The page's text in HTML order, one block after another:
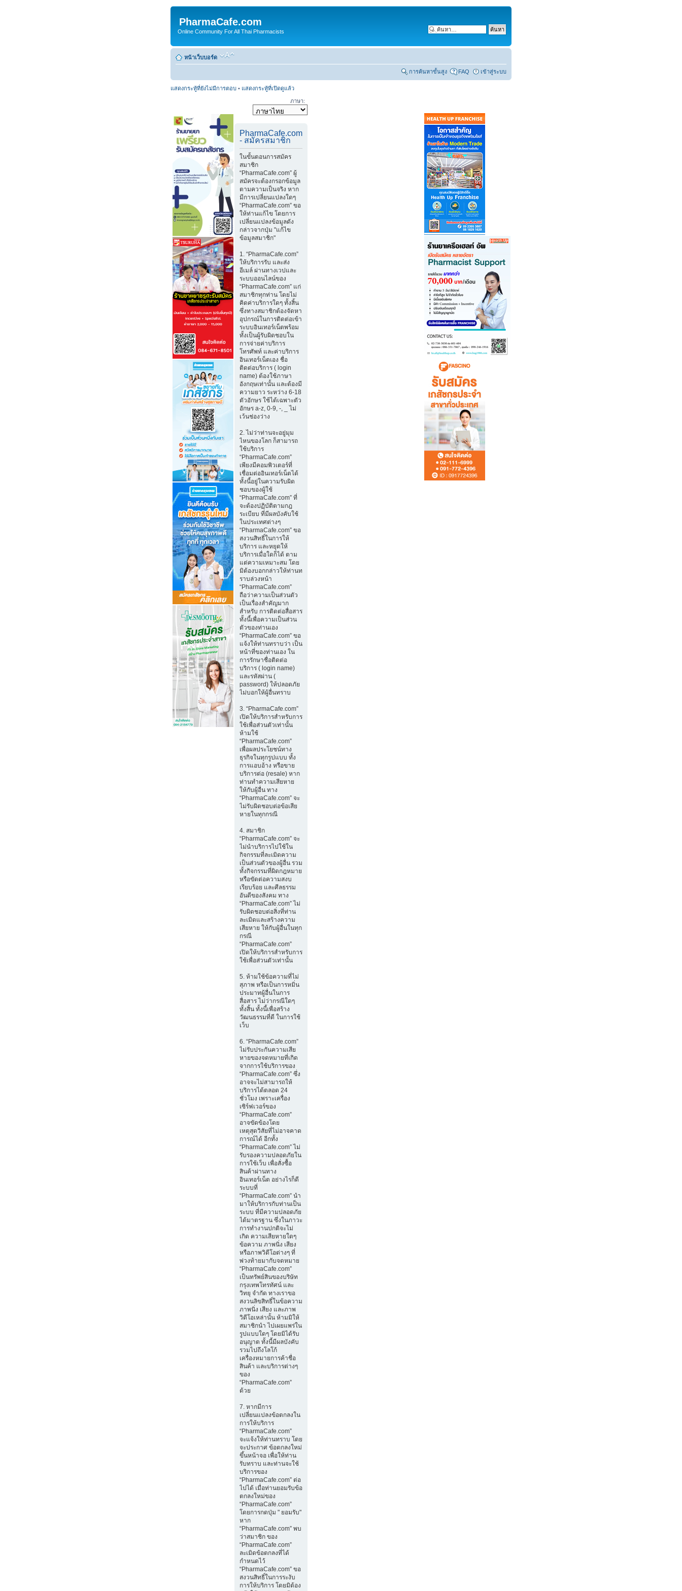
PharmaCafe.com
Online Community For All Thai Pharmacists
หน้าเว็บบอร์ด
การค้นหาขั้นสูง FAQ เข้าสู่ระบบ
แสดงกระทู้ที่ยังไม่มีการตอบ • แสดงกระทู้ที่เปิดดูแล้ว
ภาษา:
PharmaCafe.com
- สมัครสมาชิก
ในขั้นตอนการสมัคร
สมาชิก
“PharmaCafe.com” ผู้
สมัครจะต้องกรอกข้อมูล
ตามความเป็นจริง หาก
มีการเปลี่ยนแปลงใดๆ
“PharmaCafe.com” ขอ
ให้ท่านแก้ไข โดยการ
เปลี่ยนแปลงข้อมูลดัง
กล่าวจากปุ่ม "แก้ไข
ข้อมูลสมาชิก"
1. “PharmaCafe.com”
ให้บริการรับ และส่ง
อีเมล์ ผ่านทางเวปและ
ระบบออนไลน์ของ
“PharmaCafe.com” แก่
สมาชิกทุกท่าน โดยไม่
คิดค่าบริการใดๆ ทั้งสิ้น
ซึ่งทางสมาชิกต้องจัดหา
อุปกรณ์ในการติดต่อเข้า
ระบบอินเทอร์เน็ตพร้อม
ทั้งเป็นผู้รับผิดชอบใน
การจ่ายค่าบริการ
โทรศัพท์ และค่าบริการ
อินเทอร์เน็ตเอง ชื่อ
ติดต่อบริการ ( login
name) ต้องใช้ภาษา
อังกฤษเท่านั้น และต้องมี
ความยาว ระหว่าง 6-18
ตัวอักษร ใช้ได้เฉพาะตัว
อักษร a-z, 0-9, -, _ ไม่
เว้นช่องว่าง
2. ไม่ว่าท่านจะอยู่มุม
ไหนของโลก ก็สามารถ
ใช้บริการ
“PharmaCafe.com”
เพียงมีคอมพิวเตอร์ที่
เชื่อมต่ออินเทอร์เน็ตได้
ทั้งนี้อยู่ในความรับผิด
ชอบของผู้ใช้
“PharmaCafe.com” ที่
จะต้องปฏิบัติตามกฎ
ระเบียบ ที่มีผลบังคับใช้
ในประเทศต่างๆ
“PharmaCafe.com” ขอ
สงวนสิทธิ์ในการให้
บริการ และหยุดให้
บริการเมื่อใดก็ได้ ตาม
แต่ความเหมาะสม โดย
มิต้องบอกกล่าวให้ท่านท
ราบล่วงหน้า
“PharmaCafe.com”
ถือว่าความเป็นส่วนตัว
เป็นเรื่องสำคัญมาก
สำหรับ การติดต่อสื่อสาร
ทั้งนี้เพื่อความเป็นส่วน
ตัวของท่านเอง
“PharmaCafe.com” ขอ
แจ้งให้ท่านทราบว่า เป็น
หน้าที่ของท่านเอง ใน
การรักษาชื่อติดต่อ
บริการ ( login name)
และรหัสผ่าน (
password) ให้ปลอดภัย
ไม่บอกให้ผู้อื่นทราบ
3. “PharmaCafe.com”
เปิดให้บริการสำหรับการ
ใช้เพื่อส่วนตัวเท่านั้น
ห้ามใช้
“PharmaCafe.com”
เพื่อผลประโยชน์ทาง
ธุรกิจในทุกรูปแบบ ทั้ง
การแอบอ้าง หรือขาย
บริการต่อ (resale) หาก
ท่านทำความเสียหาย
ให้กับผู้อื่น ทาง
“PharmaCafe.com” จะ
ไม่รับผิดชอบต่อข้อเสีย
หายในทุกกรณี
4. สมาชิก
“PharmaCafe.com” จะ
ไม่นำบริการไปใช้ใน
กิจกรรมที่ละเมิดความ
เป็นส่วนตัวของผู้อื่น รวม
ทั้งกิจกรรมที่ผิดกฎหมาย
หรือขัดต่อความสงบ
เรียบร้อย และศีลธรรม
อันดีของสังคม ทาง
“PharmaCafe.com” ไม่
รับผิดชอบต่อสิ่งที่ท่าน
ละเมิดและสร้างความ
เสียหาย ให้กับผู้อื่นในทุก
กรณี
“PharmaCafe.com”
เปิดให้บริการสำหรับการ
ใช้เพื่อส่วนตัวเท่านั้น
5. ห้ามใช้ข้อความที่ไม่
สุภาพ หรือเป็นการหมิ่น
ประมาทผู้อื่นในการ
สื่อสาร ไม่ว่ากรณีใดๆ
ทั้งสิ้น ทั้งนี้เพื่อสร้าง
วัฒนธรรมที่ดี ในการใช้
เว็บ
6. “PharmaCafe.com”
ไม่รับประกันความเสีย
หายของจดหมายที่เกิด
จากการใช้บริการของ
“PharmaCafe.com” ซึ่ง
อาจจะไม่สามารถให้
บริการได้ตลอด 24
ชั่วโมง เพราะเครื่อง
เซิร์ฟเวอร์ของ
“PharmaCafe.com”
อาจขัดข้องโดย
เหตุสุดวิสัยที่ไม่อาจคาด
การณ์ได้ อีกทั้ง
“PharmaCafe.com” ไม่
รับรองความปลอดภัยใน
การใช้เว็บ เพื่อสั่งซื้อ
สินค้าผ่านทาง
อินเทอร์เน็ต อย่างไรก็ดี
ระบบที่
“PharmaCafe.com” นำ
มาให้บริการกับท่านเป็น
ระบบ ที่มีความปลอดภัย
ได้มาตรฐาน ซึ่งในภาวะ
การทำงานปกติจะไม่
เกิด ความเสียหายใดๆ
ข้อความ ภาพนิ่ง เสียง
หรือภาพวิดีโอต่างๆ ที่
พ่วงท้ายมากับจดหมาย
“PharmaCafe.com”
เป็นทรัพย์สินของบริษัท
กรุงเทพโทรทัศน์ และ
วิทยุ จำกัด ทางเราขอ
สงวนลิขสิทธิ์ในข้อความ
ภาพนิ่ง เสียง และภาพ
วิดีโอเหล่านั้น ห้ามมิให้
สมาชิกนำ ไปเผยแพร่ใน
รูปแบบใดๆ โดยมิได้รับ
อนุญาต ทั้งนี้มีผลบังคับ
รวมไปถึงโลโก้
เครื่องหมายการค้าชื่อ
สินค้า และบริการต่างๆ
ของ
“PharmaCafe.com”
ด้วย
7. หากมีการ
เปลี่ยนแปลงข้อตกลงใน
การให้บริการ
“PharmaCafe.com”
จะแจ้งให้ท่านทราบ โดย
จะประกาศ ข้อตกลงใหม่
ขึ้นหน้าจอ เพื่อให้ท่าน
รับทราบ และท่านจะใช้
บริการของ
“PharmaCafe.com” ต่อ
ไปได้ เมื่อท่านยอมรับข้อ
ตกลงใหม่ของ
“PharmaCafe.com”
โดยการกดปุ่ม " ยอมรับ"
หาก
“PharmaCafe.com” พบ
ว่าสมาชิก ของ
“PharmaCafe.com”
ละเมิดข้อตกลงที่ได้
กำหนดไว้
“PharmaCafe.com” ขอ
สงวนสิทธิ์ในการระงับ
การให้บริการ โดยมิต้อง